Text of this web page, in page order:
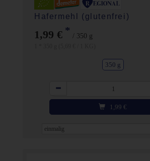
Hafermehl (glutenfrei)
1,99 € * / 350 g
350 g
Anzahl
1,99 €